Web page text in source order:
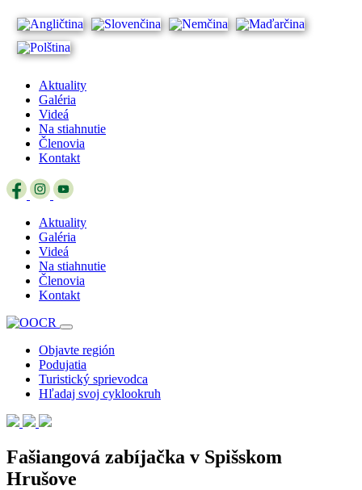
Aktuality
Galéria
Videá
Na stiahnutie
Členovia
Kontakt
Aktuality
Galéria
Videá
Na stiahnutie
Členovia
Kontakt
Objavte región
Podujatia
Turistický sprievodca
Hľadaj svoj cyklookruh
Fašiangová zabíjačka v Spišskom
Hrušove